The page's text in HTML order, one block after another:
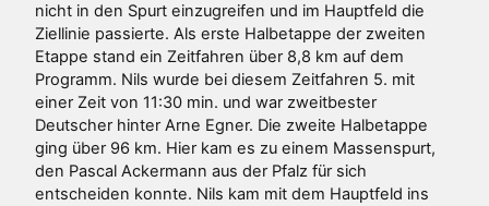
nicht in den Spurt einzugreifen und im Hauptfeld die
Ziellinie passierte. Als erste Halbetappe der zweiten
Etappe stand ein Zeitfahren über 8,8 km auf dem
Programm. Nils wurde bei diesem Zeitfahren 5. mit
einer Zeit von 11:30 min. und war zweitbester
Deutscher hinter Arne Egner. Die zweite Halbetappe
ging über 96 km. Hier kam es zu einem Massenspurt,
den Pascal Ackermann aus der Pfalz für sich
entscheiden konnte. Nils kam mit dem Hauptfeld ins